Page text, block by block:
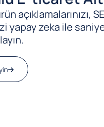
açıklamalarınızı,
yapay zeka ile